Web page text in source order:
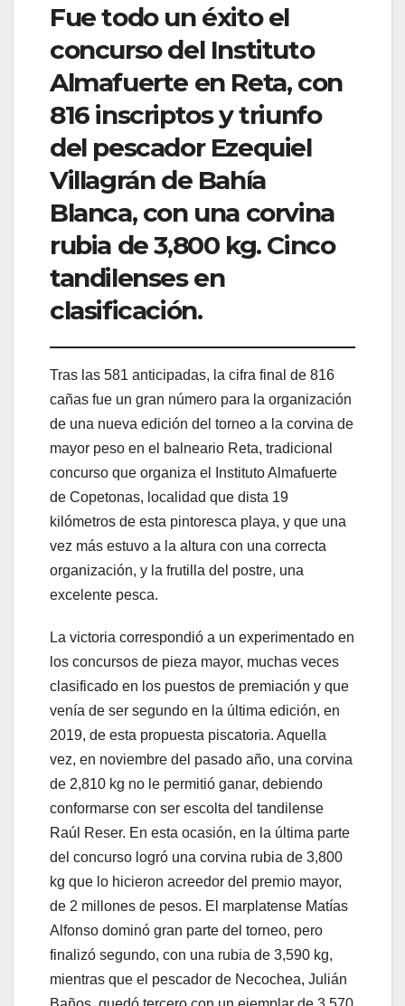
Fue todo un éxito el
concurso del Instituto
Almafuerte en Reta, con
816 inscriptos y triunfo
del pescador Ezequiel
Villagrán de Bahía
Blanca, con una corvina
rubia de 3,800 kg. Cinco
tandilenses en
clasificación.
Tras las 581 anticipadas, la cifra final de 816
cañas fue un gran número para la organización
de una nueva edición del torneo a la corvina de
mayor peso en el balneario Reta, tradicional
concurso que organiza el Instituto Almafuerte
de Copetonas, localidad que dista 19
kilómetros de esta pintoresca playa, y que una
vez más estuvo a la altura con una correcta
organización, y la frutilla del postre, una
excelente pesca.
La victoria correspondió a un experimentado en
los concursos de pieza mayor, muchas veces
clasificado en los puestos de premiación y que
venía de ser segundo en la última edición, en
2019, de esta propuesta piscatoria. Aquella
vez, en noviembre del pasado año, una corvina
de 2,810 kg no le permitió ganar, debiendo
conformarse con ser escolta del tandilense
Raúl Reser. En esta ocasión, en la última parte
del concurso logró una corvina rubia de 3,800
kg que lo hicieron acreedor del premio mayor,
de 2 millones de pesos. El marplatense Matías
Alfonso dominó gran parte del torneo, pero
finalizó segundo, con una rubia de 3,590 kg,
mientras que el pescador de Necochea, Julián